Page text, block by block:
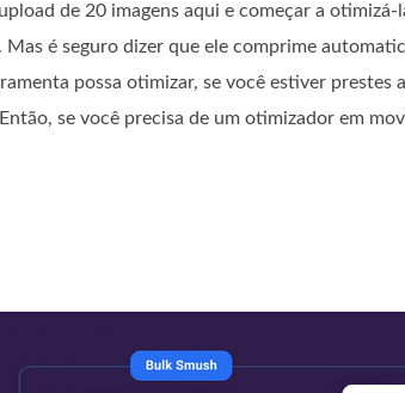
de 20 imagens aqui e começar a otimizá-
é seguro dizer que ele comprime
possa otimizar, se você estiver prestes
se você precisa de um otimizador em